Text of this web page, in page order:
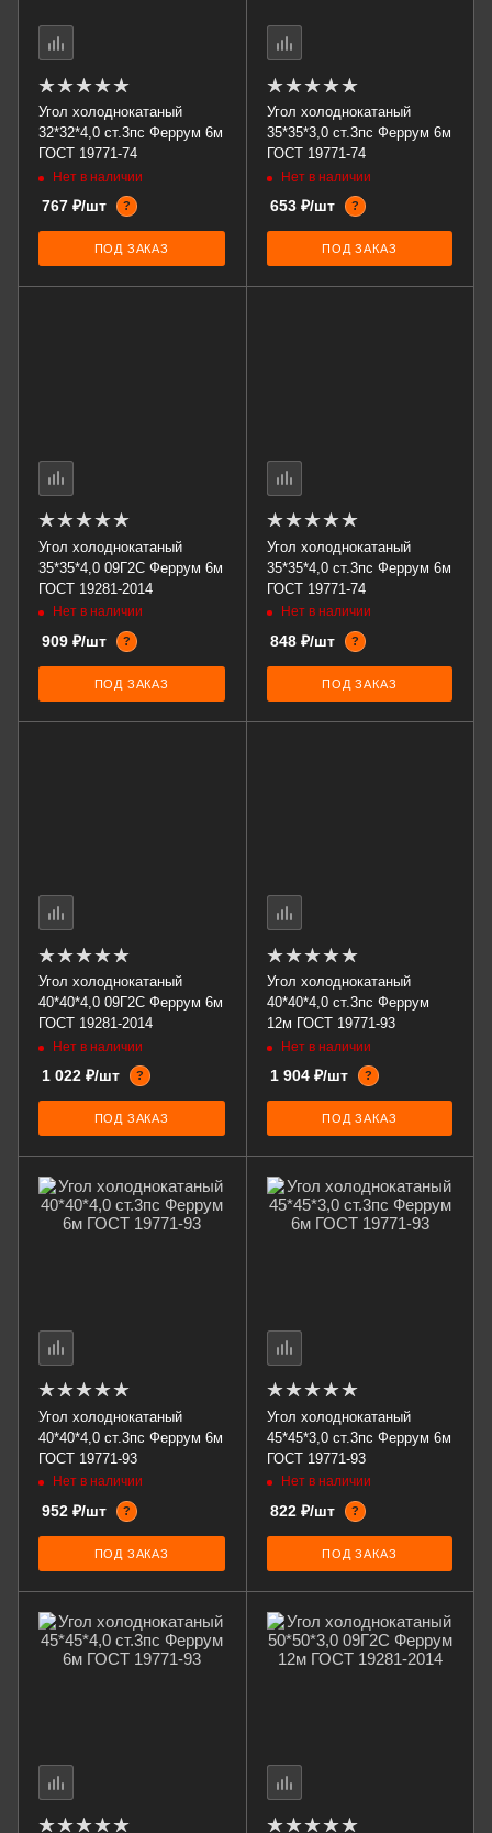
Угол холоднокатаный
32*32*4,0 ст.3пс Феррум 6м
ГОСТ 19771-74
Нет в наличии
767 ₽/шт ?
ПОД ЗАКАЗ
Угол холоднокатаный
35*35*3,0 ст.3пс Феррум 6м
ГОСТ 19771-74
Нет в наличии
653 ₽/шт ?
ПОД ЗАКАЗ
Угол холоднокатаный
35*35*4,0 09Г2С Феррум 6м
ГОСТ 19281-2014
Нет в наличии
909 ₽/шт ?
ПОД ЗАКАЗ
Угол холоднокатаный
35*35*4,0 ст.3пс Феррум 6м
ГОСТ 19771-74
Нет в наличии
848 ₽/шт ?
ПОД ЗАКАЗ
Угол холоднокатаный
40*40*4,0 09Г2С Феррум 6м
ГОСТ 19281-2014
Нет в наличии
1 022 ₽/шт ?
ПОД ЗАКАЗ
Угол холоднокатаный
40*40*4,0 ст.3пс Феррум
12м ГОСТ 19771-93
Нет в наличии
1 904 ₽/шт ?
ПОД ЗАКАЗ
Угол холоднокатаный
40*40*4,0 ст.3пс Феррум 6м
ГОСТ 19771-93
Нет в наличии
952 ₽/шт ?
ПОД ЗАКАЗ
Угол холоднокатаный
45*45*3,0 ст.3пс Феррум 6м
ГОСТ 19771-93
Нет в наличии
822 ₽/шт ?
ПОД ЗАКАЗ